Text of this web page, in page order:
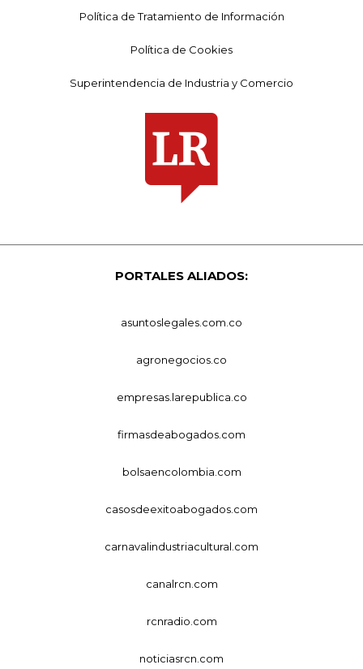
Política de Tratamiento de Información
Política de Cookies
Superintendencia de Industria y Comercio
PORTALES ALIADOS:
asuntoslegales.com.co
agronegocios.co
empresas.larepublica.co
firmasdeabogados.com
bolsaencolombia.com
casosdeexitoabogados.com
carnavalindustriacultural.com
canalrcn.com
rcnradio.com
noticiasrcn.com